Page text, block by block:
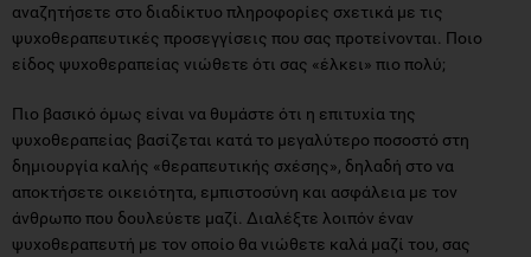
αναζητήσετε στο διαδίκτυο πληροφορίες σχετικά με τις
ψυχοθεραπευτικές προσεγγίσεις που σας προτείνονται. Ποιο
είδος ψυχοθεραπείας νιώθετε ότι σας «έλκει» πιο πολύ;
Πιο βασικό όμως είναι να θυμάστε ότι η επιτυχία της
ψυχοθεραπείας βασίζεται κατά το μεγαλύτερο ποσοστό στη
δημιουργία καλής «θεραπευτικής σχέσης», δηλαδή στο να
αποκτήσετε οικειότητα, εμπιστοσύνη και ασφάλεια με τον
άνθρωπο που δουλεύετε μαζί. Διαλέξτε λοιπόν έναν
ψυχοθεραπευτή με τον οποίο θα νιώθετε καλά μαζί του, σας